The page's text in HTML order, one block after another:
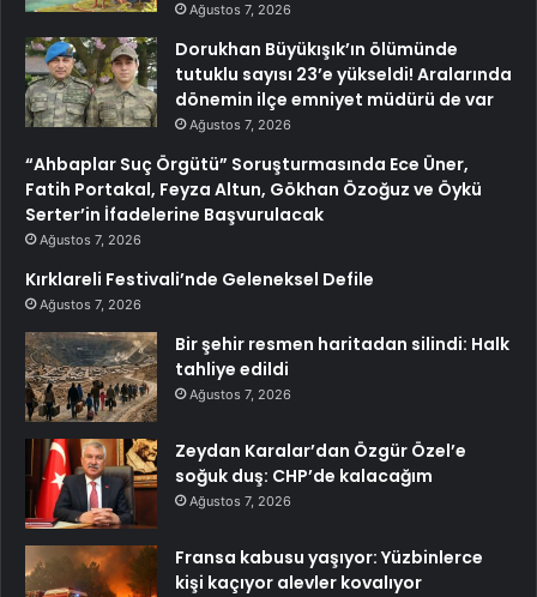
Ağustos 7, 2026
Dorukhan Büyükışık’ın ölümünde
tutuklu sayısı 23’e yükseldi! Aralarında
dönemin ilçe emniyet müdürü de var
Ağustos 7, 2026
“Ahbaplar Suç Örgütü” Soruşturmasında Ece Üner,
Fatih Portakal, Feyza Altun, Gökhan Özoğuz ve Öykü
Serter’in İfadelerine Başvurulacak
Ağustos 7, 2026
Kırklareli Festivali’nde Geleneksel Defile
Ağustos 7, 2026
Bir şehir resmen haritadan silindi: Halk
tahliye edildi
Ağustos 7, 2026
Zeydan Karalar’dan Özgür Özel’e
soğuk duş: CHP’de kalacağım
Ağustos 7, 2026
Fransa kabusu yaşıyor: Yüzbinlerce
kişi kaçıyor alevler kovalıyor